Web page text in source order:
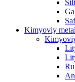
Kimyoviy